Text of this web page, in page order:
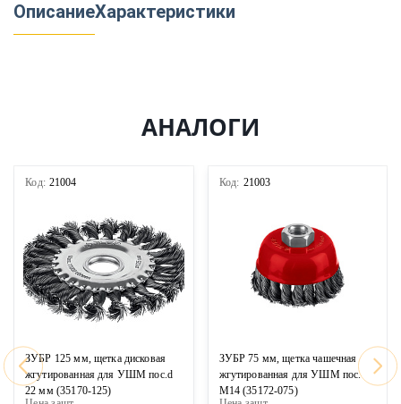
ОписаниеХарактеристики
АНАЛОГИ
Код: 21004
ЗУБР 125 мм, щетка дисковая
жгутированная для УШМ пос.d
22 мм (35170-125)
Код: 21003
ЗУБР 75 мм, щетка чашечная
жгутированная для УШМ пос.
М14 (35172-075)